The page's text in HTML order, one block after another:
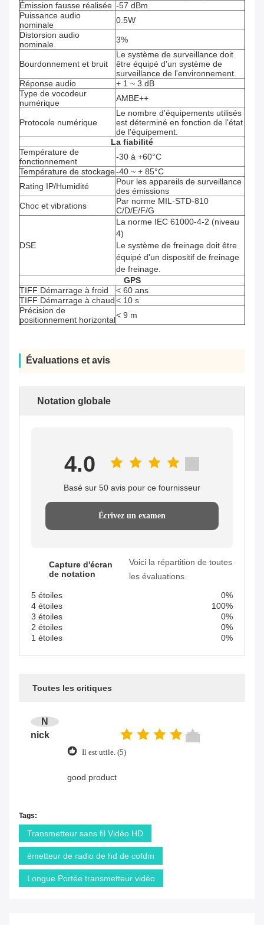
Émission fausse réalisée -57 dBm
Puissance audio
nominale
0.5W
Distorsion audio
nominale
3%
Bourdonnement et bruit
Le système de surveillance doit
être équipé d'un système de
surveillance de l'environnement.
Réponse audio
+ 1 ~ 3 dB
Type de vocodeur
numérique
AMBE++
Protocole numérique
Le nombre d'équipements utilisés
est déterminé en fonction de l'état
de l'équipement.
La fiabilité
Température de
fonctionnement
-30 à +60°C
Température de stockage-40 ~ + 85°C
Rating IP/Humidité
Pour les appareils de surveillance
des émissions
Choc et vibrations
Par norme MIL-STD-810
C/D/E/F/G
DSE
La norme IEC 61000-4-2 (niveau
4)
Le système de freinage doit être
équipé d'un dispositif de freinage
de freinage.
GPS
TIFF Démarrage à froid
< 60 ans
TIFF Démarrage à chaud< 10 s
Précision de
positionnement horizontal< 9 m
Évaluations et avis
Notation globale
4.0
Basé sur 50 avis pour ce fournisseur
Écrivez un examen
Capture d'écran
de notation
Voici la répartition de toutes
les évaluations.
5 étoiles
0%
4 étoiles
100%
3 étoiles
0%
2 étoiles
0%
1 étoiles
0%
Toutes les critiques
N
nick
Il est utile. (5)
good product
Tags:
Transmetteur sans fil Vidéo HD
émetteur de radio de hd de cofdm
Longue Portée transmetteur vidéo